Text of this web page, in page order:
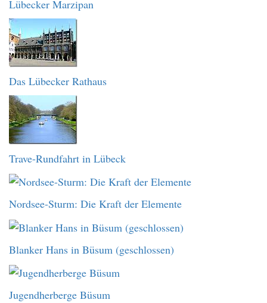
Lübecker Marzipan
Das Lübecker Rathaus
Trave-Rundfahrt in Lübeck
Nordsee-Sturm: Die Kraft der Elemente
Blanker Hans in Büsum (geschlossen)
Jugendherberge Büsum